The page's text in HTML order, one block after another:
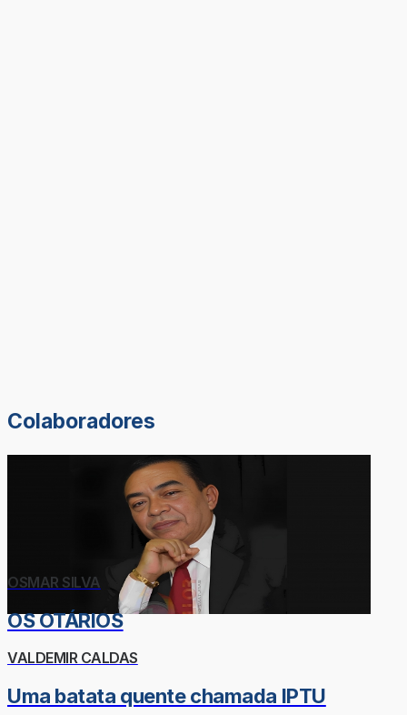
Colaboradores
OSMAR SILVA
OS OTÁRIOS
VALDEMIR CALDAS
Uma batata quente chamada IPTU